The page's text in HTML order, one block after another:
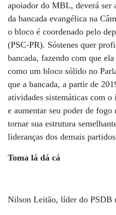
apoiador do MBL, deverá ser
da bancada evangélica na
o bloco é coordenado pelo
(PSC-PR). Sóstenes quer
bancada, fazendo com que
como um bloco sólido no
que a bancada, a partir de
atividades sistemáticas com
e aumentar seu poder de
tornar sua estrutura
lideranças dos demais
Toma lá dá cá
Nilson Leitão, líder do PSDB